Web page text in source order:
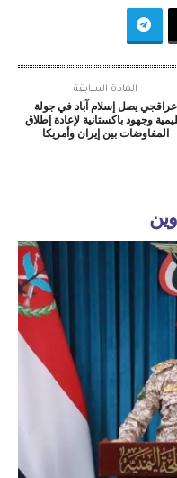
المادة السابقة
عراقجي يصل إسلام آباد في جولة
وجهود باكستانية لإعادة إطلاق
المفاوضات بين إيران وأمريكا